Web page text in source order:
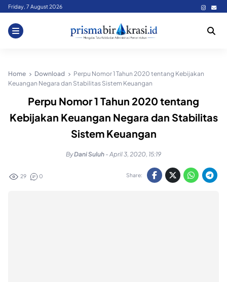
Skip
content
Friday, 7 August 2026
Home Download
Perpu Nomor 1 Tahun 2020 tentang Kebijakan
Keuangan Negara dan Stabilitas Sistem Keuangan
Perpu Nomor 1 Tahun 2020 tentang
Kebijakan Keuangan Negara dan Stabilitas
Sistem Keuangan
ByDani Suluh - April 3, 2020, 15:19
29 0 Share: